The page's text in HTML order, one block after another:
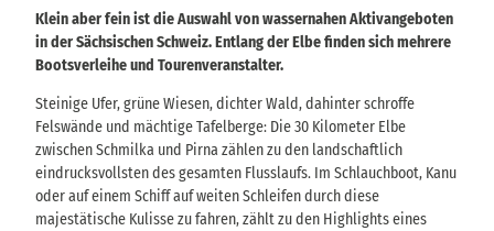
Klein aber fein ist die Auswahl von wassernahen Aktivangeboten
in der Sächsischen Schweiz. Entlang der Elbe finden sich mehrere
Bootsverleihe und Tourenveranstalter.
Steinige Ufer, grüne Wiesen, dichter Wald, dahinter schroffe
Felswände und mächtige Tafelberge: Die 30 Kilometer Elbe
zwischen Schmilka und Pirna zählen zu den landschaftlich
eindrucksvollsten des gesamten Flusslaufs. Im Schlauchboot, Kanu
oder auf einem Schiff auf weiten Schleifen durch diese
majestätische Kulisse zu fahren, zählt zu den Highlights eines